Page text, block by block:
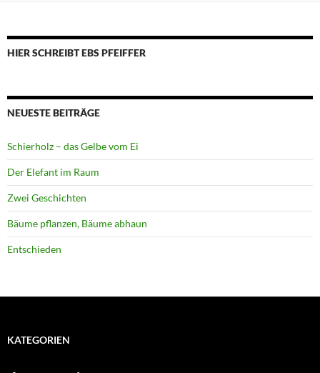
HIER SCHREIBT EBS PFEIFFER
NEUESTE BEITRÄGE
Schierholz – das Gelbe vom Ei
Der Elefant im Raum
Zwei Geschichten
Bäume pflanzen, Bäume abhaun
Entschieden
KATEGORIEN